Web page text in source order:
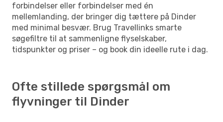
forbindelser eller forbindelser med én
mellemlanding, der bringer dig tættere på Dinder
med minimal besvær. Brug Travellinks smarte
søgefiltre til at sammenligne flyselskaber,
tidspunkter og priser – og book din ideelle rute i dag.
Ofte stillede spørgsmål om
flyvninger til Dinder